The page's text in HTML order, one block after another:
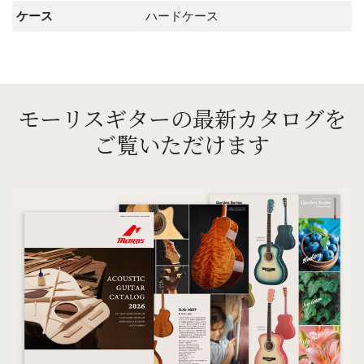
ケース ハードケース
モーリスギターの最新カタログを
ご覧いただけます